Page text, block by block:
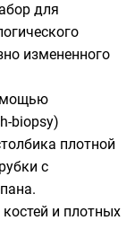
для
измененного
biopsy)
плотной
с
и плотных